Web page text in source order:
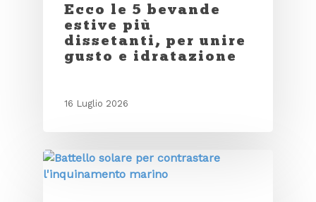
Ecco le 5 bevande
estive più
dissetanti, per unire
gusto e idratazione
16 Luglio 2026